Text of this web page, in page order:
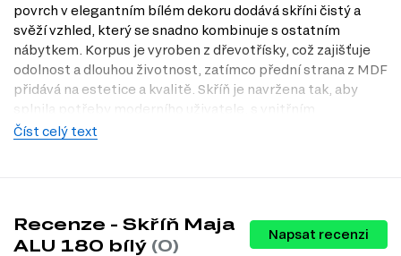
povrch v elegantním bílém dekoru dodává skříni čistý a
svěží vzhled, který se snadno kombinuje s ostatním
nábytkem. Korpus je vyroben z dřevotřísky, což zajišťuje
odolnost a dlouhou životnost, zatímco přední strana z MDF
přidává na estetice a kvalitě. Skříň je navržena tak, aby
splnila potřeby moderního uživatele, s vnitřním
uspořádáním zahrnujícím police a tyč na oblečení, což
Dostupné modifikace produktu
Skříň Maja ALU 180 je dostupná v následujících dekorech:
Číst celý text
Recenze - Skříň Maja
ALU 180 bílý (0)
Napsat recenzi